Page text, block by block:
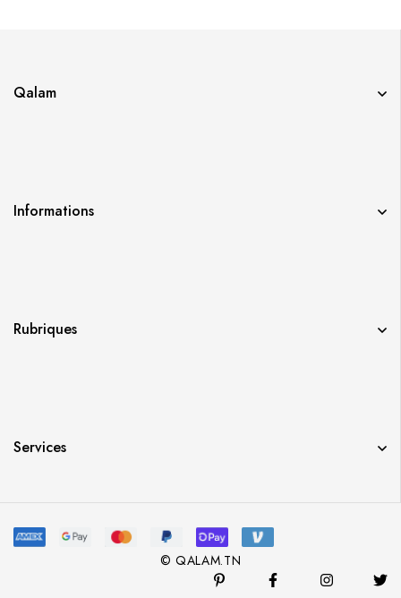
Qalam
Informations
Rubriques
Services
© QALAM.TN